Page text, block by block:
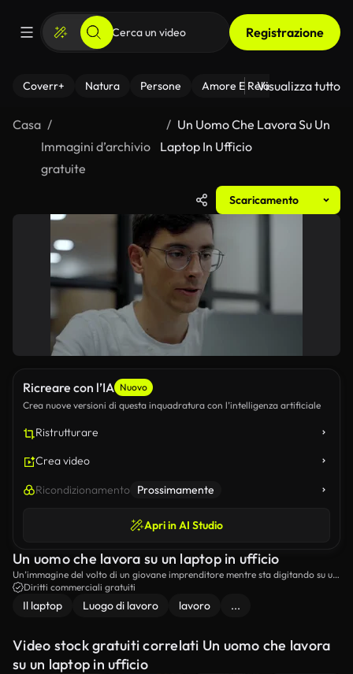
Registrazione
Coverr+ Natura Persone Amore E Relazioni Il
Visualizza tutto
Casa
Immagini d’archivio
gratuite
Un Uomo Che Lavora Su Un
Laptop In Ufficio
Scaricamento
Ricreare con l’IA Nuovo
Crea nuove versioni di questa inquadratura con l’intelligenza artificiale
Ristrutturare
Crea video
Ricondizionamento Prossimamente
Apri in AI Studio
Un uomo che lavora su un laptop in ufficio
Un’immagine del volto di un giovane imprenditore mentre sta digitando su un
laptop in ufficio.
Diritti commerciali gratuiti
Il laptop Luogo di lavoro lavoro ...
Video stock gratuiti correlati Un uomo che lavora
su un laptop in ufficio